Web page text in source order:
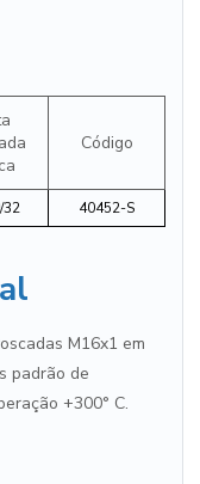
Código
32 40452-S
M16x1 em
padrão de
+300° C.